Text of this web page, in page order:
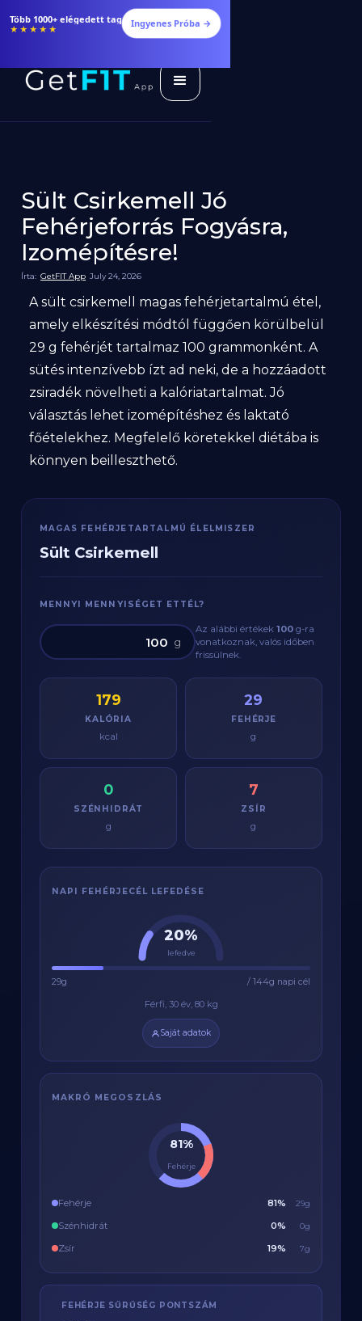
Több 1000+ elégedett tag
★★★★★ Ingyenes Próba →
Sült Csirkemell Jó
Fehérjeforrás Fogyásra,
Izomépítésre!
Írta: GetFIT App July 24, 2026
A sült csirkemell magas fehérjetartalmú étel,
amely elkészítési módtól függően körülbelül
29 g fehérjét tartalmaz 100 grammonként. A
sütés intenzívebb ízt ad neki, de a hozzáadott
zsiradék növelheti a kalóriatartalmat. Jó
választás lehet izomépítéshez és laktató
főételekhez. Megfelelő köretekkel diétába is
könnyen beilleszthető.
MAGAS FEHÉRJETARTALMÚ ÉLELMISZER
Sült Csirkemell
MENNYI MENNYISÉGET ETTÉL?
g
Az alábbi értékek 100 g-ra
vonatkoznak, valós időben
frissülnek.
179
KALÓRIA
kcal
29
FEHÉRJE
g
0
SZÉNHIDRÁT
g
7
ZSÍR
g
NAPI FEHÉRJECÉL LEFEDÉSE
20%
lefedve
29g
/ 144g napi cél
Férfi, 30 év, 80 kg
Saját adatok
MAKRÓ MEGOSZLÁS
81%
Fehérje
Fehérje 81% 29g
Szénhidrát 0% 0g
Zsír 19% 7g
FEHÉRJE SŰRŰSÉG PONTSZÁM